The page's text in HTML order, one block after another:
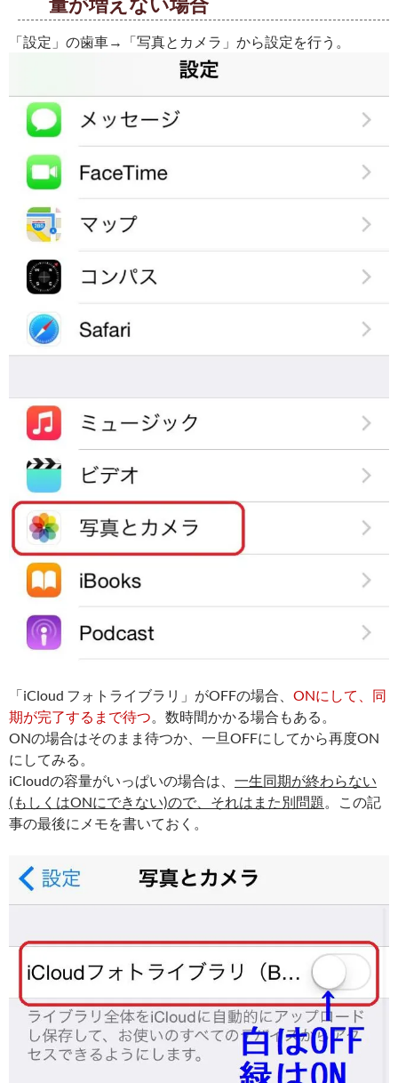
「設定」の歯車→「写真とカメラ」から設定を行う。
「iCloud フォトライブラリ」がOFFの場合、 ONにして、同
期が完了するまで待つ 。数時間かかる場合もある。
ONの場合はそのまま待つか、一旦OFFにしてから再度ON
にしてみる。
iCloudの容量がいっぱいの場合は、 一生同期が終わらない
(もしくはONにできない)ので、それはまた別問題
。この記
事の最後にメモを書いておく。